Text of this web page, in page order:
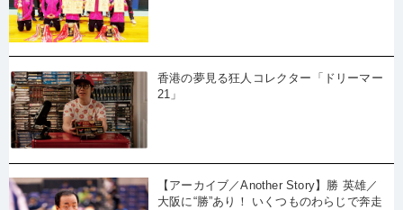
香港の夢見る狂人コレクター「ドリーマー
21」
【アーカイブ／Another Story】勝 英雄／
大阪に“勝”あり！ いくつものわらじで奔走